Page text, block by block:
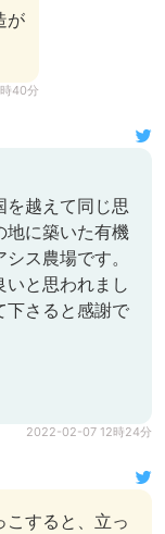
が
40分
を越えて同じ思
地に築いた有機
ス農場です。
と思われまし
下さると感謝で
2022-02-07 12時24分
こすると、立っ